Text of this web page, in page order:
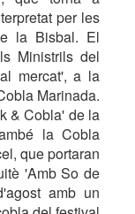
per les
la Bisbal. El
Ministrils del
mercat', a la
Marinada.
& Cobla' de la
la Cobla
que portaran
'Amb So de
amb un